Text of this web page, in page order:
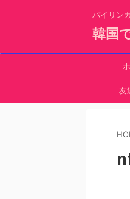
バイリン
韓国
友